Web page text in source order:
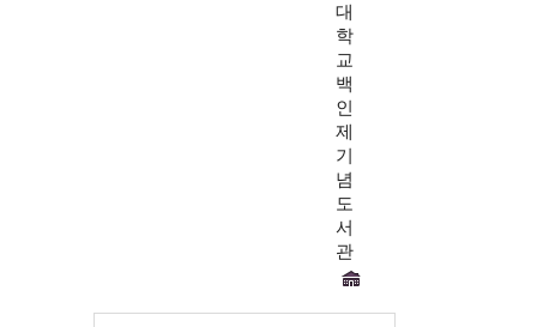
대
학
교
백
인
제
기
념
도
서
관